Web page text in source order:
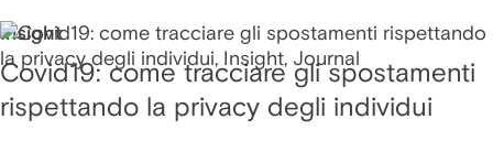
Insight
Covid19: come tracciare gli spostamenti
rispettando la privacy degli individui